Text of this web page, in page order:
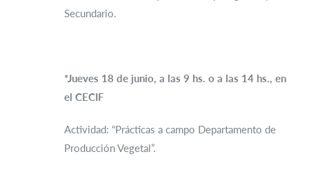
Secundario.
*Jueves 18 de junio, a las 9 hs. o a las 14 hs., en
el CECIF
Actividad: “Prácticas a campo Departamento de
Producción Vegetal”.